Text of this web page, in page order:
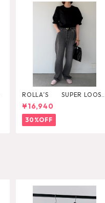
ROLLA’S SUPER LOOSE
BLACK STONE
¥16,940
30%OFF